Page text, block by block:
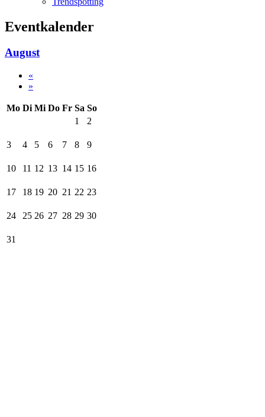
Eventkalender
August
«
»
Mo Di Mi Do Fr Sa So
1
2
3 4 5 6 7 8 9
10 11 12 13 14 15 16
17 18 19 20 21 22 23
24 25 26 27 28 29 30
31